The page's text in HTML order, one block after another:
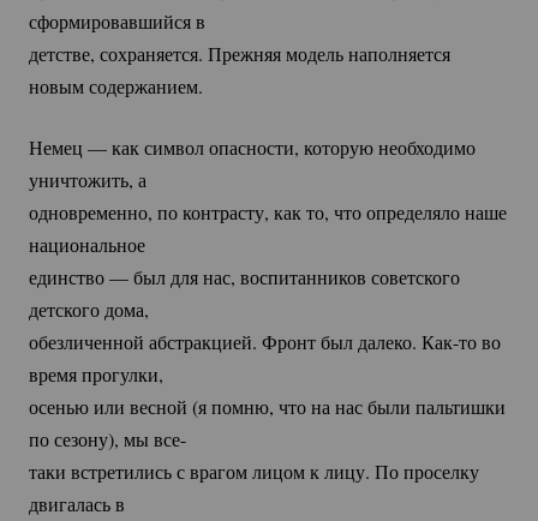
сформировавшийся в
детстве, сохраняется. Прежняя модель наполняется
новым содержанием.
Немец — как символ опасности, которую необходимо
уничтожить, а
одновременно, по контрасту, как то, что определяло наше
национальное
единство — был для нас, воспитанников советского
детского дома,
обезличенной абстракцией. Фронт был далеко. Как-тово
время прогулки,
осенью или весной (я помню, что на нас были пальтишки
по сезону), мы все-
таки встретились с врагом лицом к лицу. По проселку
двигалась в